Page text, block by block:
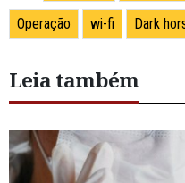
Operação wi-fi Dark
Leia também